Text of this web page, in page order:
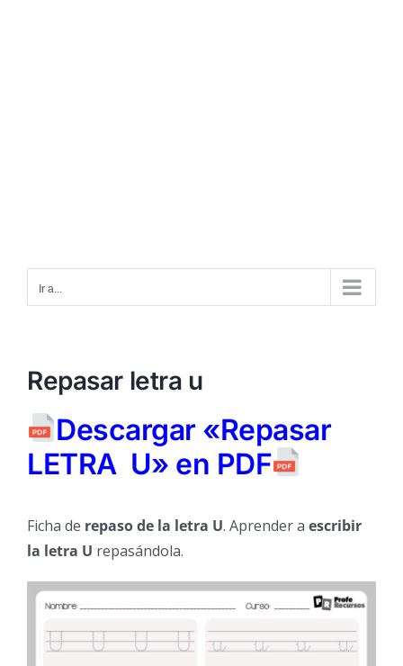
Ir a...
Repasar letra u
Descargar «Repasar
LETRA U» en PDF
Ficha de repaso de la letra U. Aprender a escribir
la letra U repasándola.